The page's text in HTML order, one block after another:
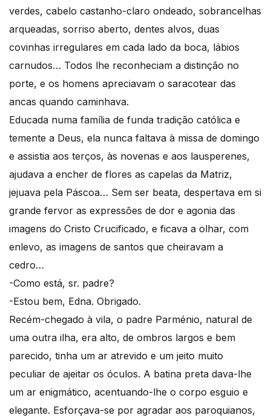
verdes, cabelo castanho-claro ondeado, sobrancelhas
arqueadas, sorriso aberto, dentes alvos, duas
covinhas irregulares em cada lado da boca, lábios
carnudos… Todos lhe reconheciam a distinção no
porte, e os homens apreciavam o saracotear das
ancas quando caminhava.
Educada numa família de funda tradição católica e
temente a Deus, ela nunca faltava à missa de domingo
e assistia aos terços, às novenas e aos lausperenes,
ajudava a encher de flores as capelas da Matriz,
jejuava pela Páscoa… Sem ser beata, despertava em si
grande fervor as expressões de dor e agonia das
imagens do Cristo Crucificado, e ficava a olhar, com
enlevo, as imagens de santos que cheiravam a
cedro…
-Como está, sr. padre?
-Estou bem, Edna. Obrigado.
Recém-chegado à vila, o padre Parménio, natural de
uma outra ilha, era alto, de ombros largos e bem
parecido, tinha um ar atrevido e um jeito muito
peculiar de ajeitar os óculos. A batina preta dava-lhe
um ar enigmático, acentuando-lhe o corpo esguio e
elegante. Esforçava-se por agradar aos paroquianos,